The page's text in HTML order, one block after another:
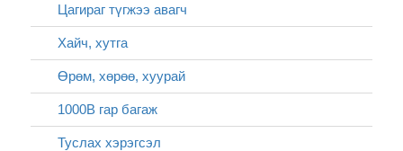
Цагираг түгжээ авагч
Хайч, хутга
Өрөм, хөрөө, хуурай
1000В гар багаж
Туслах хэрэгсэл